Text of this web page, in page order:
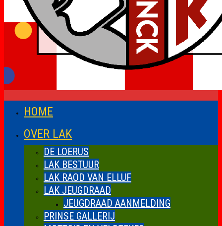
HOME
OVER LAK
DE LOERUS
LAK BESTUUR
LAK RAOD VAN ELLUF
LAK JEUGDRAAD
JEUGDRAAD AANMELDING
PRINSE GALLERIJ